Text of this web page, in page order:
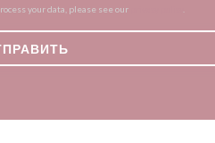
your data, please see our